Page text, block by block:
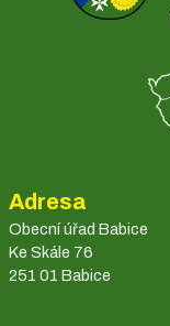
Adresa
Obecní úřad Babice
Ke Skále 76
251 01 Babice